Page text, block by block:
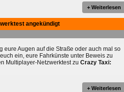
+ Weiterlesen
angekündigt
eure Augen auf die Straße oder auch mal so
ein, eure Fahrkünste unter Beweis zu
Multiplayer-Netzwerktest zu Crazy Taxi:
+ Weiterlesen